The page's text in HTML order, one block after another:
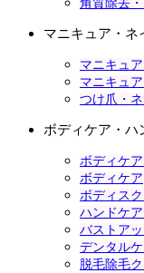
角質除去
マニキュア・ネ
マニキュ
マニキュ
つけ爪・
ボディケア・ハ
ボディケ
ボディケア
ボディス
ハンドケ
バストア
デンタル
脱毛除毛